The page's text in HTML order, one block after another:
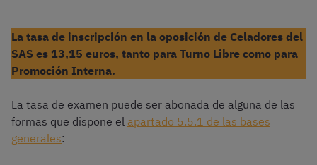
La tasa de inscripción en la oposición de Celadores del
SAS es 13,15 euros, tanto para Turno Libre como para
Promoción Interna.
La tasa de examen puede ser abonada de alguna de las
formas que dispone el apartado 5.5.1 de las bases
generales: